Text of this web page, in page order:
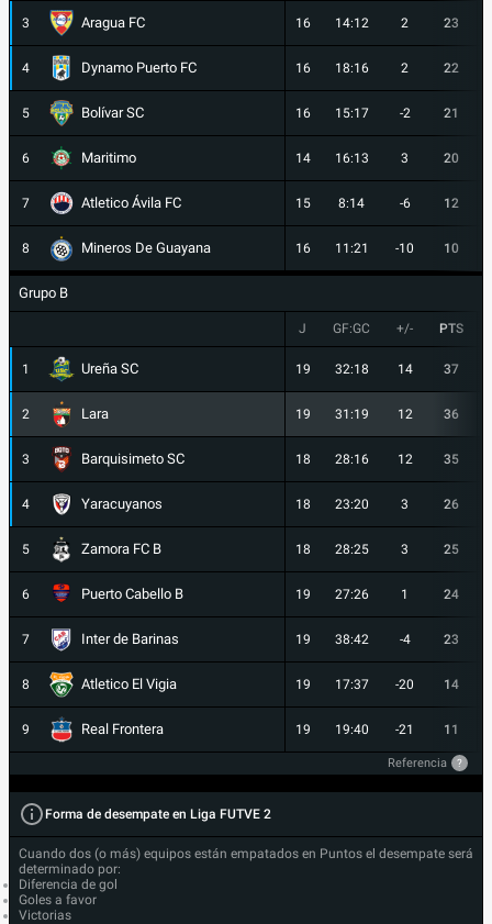
3 Aragua FC 16 14:12 2 23
4 Dynamo Puerto FC 16 18:16 2 22
5 Bolívar SC 16 15:17 -2 21
6 Maritimo 14 16:13 3 20
7 Atletico Ávila FC 15 8:14 -6 12
8 Mineros De Guayana 16 11:21 -10 10
Grupo B
J GF:GC +/- PTS
1 Ureña SC 19 32:18 14 37
2 Lara 19 31:19 12 36
3 Barquisimeto SC 18 28:16 12 35
4 Yaracuyanos 18 23:20 3 26
5 Zamora FC B 18 28:25 3 25
6 Puerto Cabello B 19 27:26 1 24
7 Inter de Barinas 19 38:42 -4 23
8 Atletico El Vigia 19 17:37 -20 14
9 Real Frontera 19 19:40 -21 11
Referencia ?
Forma de desempate en Liga FUTVE 2
Cuando dos (o más) equipos están empatados en Puntos el desempate será
determinado por:
Diferencia de gol
Goles a favor
Victorias